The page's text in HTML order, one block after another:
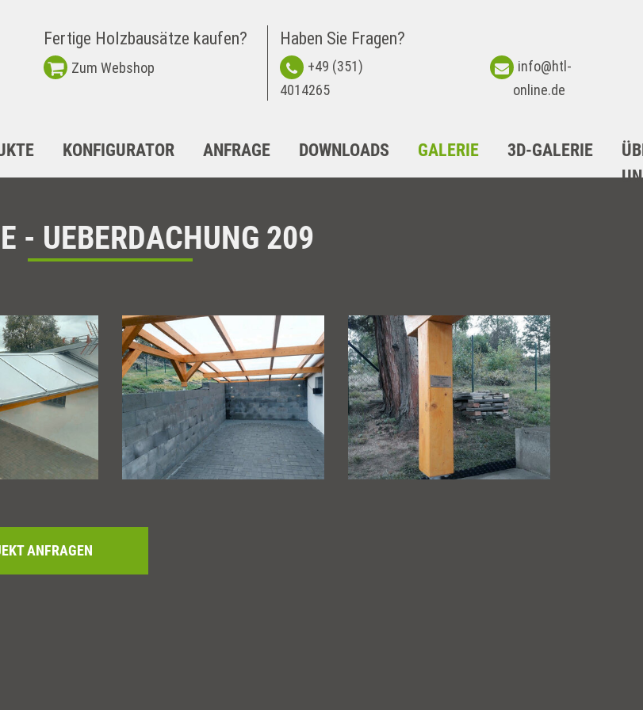
Fertige Holzbausätze kaufen?
Zum Webshop
Haben Sie Fragen?
+49 (351)
4014265
info@htl-
online.de
KONFIGURATOR ANFRAGE DOWNLOADS GALERIE 3D-GALERIE
- UEBERDACHUNG 209
ANFRAGEN